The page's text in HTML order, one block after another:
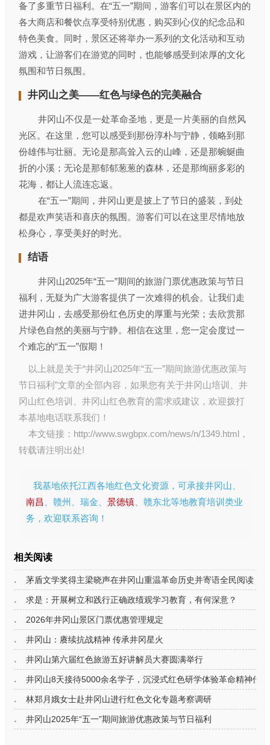
备了多重节日福利。在“五一”期间，游客们可以在景区内的
各大商店和餐饮点享受特别优惠，购买到心仪的纪念品和
特色美食。同时，景区还将举办一系列的文化活动和互动
游戏，让游客们在游览的同时，也能够感受到浓厚的文化
氛围和节日氛围。
井冈山之美——红色与绿色的完美融合
井冈山不仅是一处革命圣地，更是一片美丽的自然风
光区。在这里，您可以感受到那份淳朴与宁静，领略到那
份雄伟与壮丽。无论是那高耸入云的山峰，还是那蜿蜒曲
折的小溪；无论是那郁郁葱葱的森林，还是那绚丽多彩的
花海，都让人流连忘返。
在“五一”期间，井冈山更是披上了节日的盛装，到处
都是欢声笑语和喜庆的氛围。游客们可以在这里尽情地放
松身心，享受美好的时光。
结语
井冈山2025年“五一”期间的旅游门票优惠政策与节日
福利，无疑为广大游客提供了一次难得的机会。让我们走
进井冈山，去感受那份红色历史的厚重与光荣；去欣赏那
片绿色自然的美丽与宁静。相信在这里，您一定会度过一
个难忘的“五一”假期！
以上就是关于“井冈山2025年“五一”期间旅游优惠政策与
节日福利”文章的全部内容，如果您有关于井冈山培训
井
冈山红色培训
井冈山红色教育的需求或建议，欢迎拨打
本基地电话联系我们！
本文链接： http://www.swgbpx.com/news/n/1349.html，
转载请注明出处!
我基地依托江西各地红色文化资源，可承接井冈山、
南昌
、赣州、瑞金、 景德镇、赣东北等地教育培训类业
务，欢迎联系咨询！
相关阅读
茅盾文学奖得主梁晓声在井冈山重温革命历史并寄语全民阅读
求是：开展树立和践行正确政绩观学习教育，有何深意？
2026年井冈山景区门票优惠管理规定
井冈山：赓续抗战精神 传承井冈星火
井冈山第六届红色旅游五好讲解员大赛圆满举行
井冈山8天接待5000余名学子，沉浸式红色研学体验革命精神传承
林郑月娥女士赴井冈山进行红色文化专题考察调研
井冈山2025年“五一”期间旅游优惠政策与节日福利